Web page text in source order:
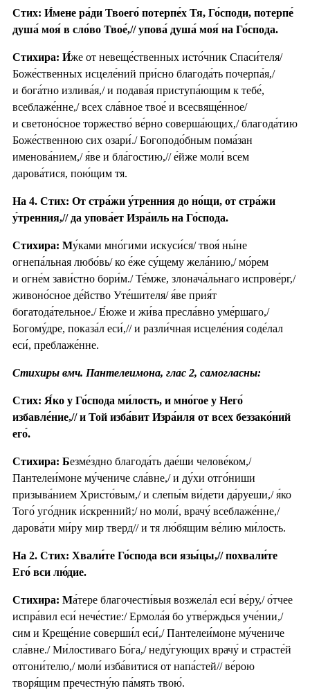
Стих: И́мене ра́ди Твоего́ потерпе́х Тя, Го́споди, потерпе́
душа́ моя́ в сло́во Твое́,// упова́ душа́ моя́ на Го́спода.
Стихира: И́же от невеще́ственных исто́чник Спаси́теля/
Боже́ственных исцеле́ний при́сно благода́ть почерпа́я,/
и бога́тно излива́я,/ и подава́я приступа́ющим к тебе́,
всеблаже́нне,/ всех сла́вное твое́ и всесвяще́нное/
и светоно́сное торжество́ ве́рно соверша́ющих,/ благода́тию
Боже́ственною сих озари́./ Богоподо́бным пома́зан
именова́нием,/ я́ве и бла́гостию,// е́йже моли́ всем
дарова́тися, пою́щим тя.
На 4. Стих: От стра́жи у́тренния до но́щи, от стра́жи
у́тренния,// да упова́ет Изра́иль на Го́спода.
Стихира: Му́ками мно́гими искуси́ся/ твоя́ ны́не
огнепа́льная любо́вь/ ко е́же су́щему жела́нию,/ мо́рем
и огне́м зави́стно бори́м./ Те́мже, злонача́льнаго испрове́рг,/
живоно́сное де́йство Уте́шителя/ я́ве прия́т
богатода́тельное./ Е́юже и жи́ва пресла́вно уме́ршаго,/
Богому́дре, показа́л еси́,// и разли́чная исцеле́ния соде́лал
еси́, преблаже́нне.
Стихиры вмч. Пантелеимона, глас 2, самогласны:
Стих: Я́ко у Го́спода ми́лость, и мно́гое у Него́
избавле́ние,// и Той изба́вит Изра́иля от всех беззако́ний
его́.
Стихира: Безме́здно благода́ть дае́ши челове́ком,/
Пантелеи́моне му́чениче сла́вне,/ и ду́хи отго́ниши
призыва́нием Христо́вым,/ и слепы́м ви́дети да́руеши,/ я́ко
Того́ уго́дник и́скренний;/ но моли́, врачу́ всеблаже́нне,/
дарова́ти ми́ру мир тверд// и тя лю́бящим ве́лию ми́лость.
На 2. Стих: Хвали́те Го́спода вси язы́цы,// похвали́те
Его́ вси лю́дие.
Стихира: Ма́тере благочести́выя возжела́л еси́ ве́ру,/ о́тчее
испра́вил еси́ нече́стие:/ Ермола́я бо утве́рждься уче́нии,/
сим и Креще́ние соверши́л еси́,/ Пантелеи́моне му́чениче
сла́вне./ Ми́лостиваго Бо́га,/ неду́гующих врачу́ и страсте́й
отгони́телю,/ моли́ изба́витися от напа́стей// ве́рою
творя́щим пречестну́ю па́мять твою́.